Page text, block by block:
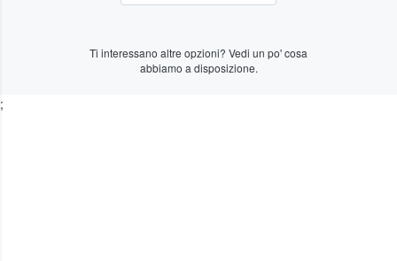
Ti interessano altre opzioni? Vedi un po' cosa
abbiamo a disposizione.
;